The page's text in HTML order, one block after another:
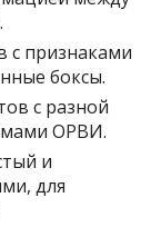
с признаками
боксы.
с разной
ОРВИ.
и
для